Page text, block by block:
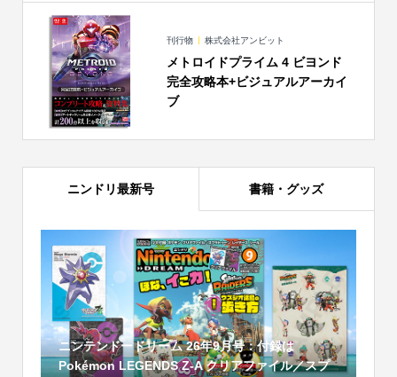
刊行物 株式会社アンビット
メトロイドプライム 4 ビヨンド
完全攻略本+ビジュアルアーカイ
ブ
ニンドリ最新号 書籍・グッズ
ニンテンドードリーム 26年9月号：付録は
Pokémon LEGENDS Z-A クリアファイル／スプ